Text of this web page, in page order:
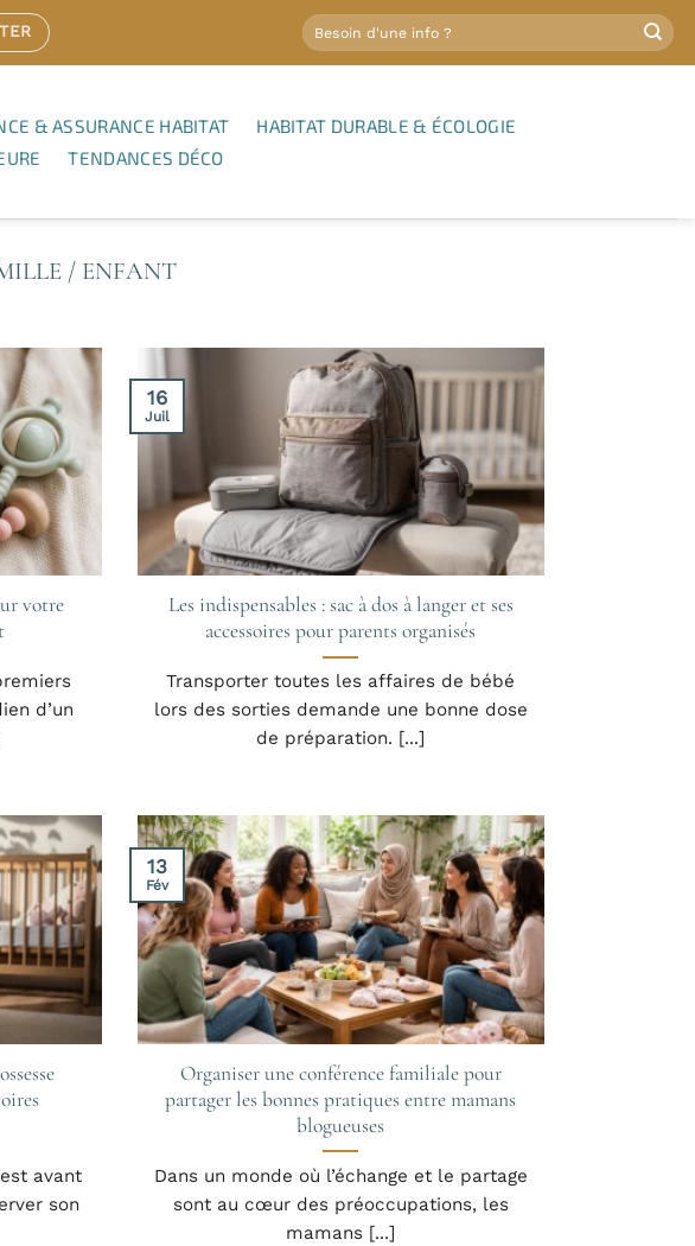
& ASSURANCE HABITAT
HABITAT DURABLE & ÉCOLOGIE
TENDANCES DÉCO
/ ENFANT
votre
d’un
Les indispensables : sac à dos à langer et ses
accessoires pour parents organisés
Transporter toutes les affaires de bébé
lors des sorties demande une bonne dose
de préparation. [...]
16
Juil
avant
son
Organiser une conférence familiale pour
partager les bonnes pratiques entre mamans
blogueuses
Dans un monde où l’échange et le partage
sont au cœur des préoccupations, les
mamans [...]
13
Fév